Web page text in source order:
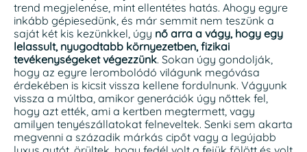
trend megjelenése, mint ellentétes hatás. Ahogy egyre
inkább gépiesedünk, és már semmit nem teszünk a
saját két kis kezünkkel, úgy nő arra a vágy, hogy egy
lelassult, nyugodtabb környezetben, fizikai
tevékenységeket végezzünk. Sokan úgy gondolják,
hogy az egyre lerombolódó világunk megóvása
érdekében is kicsit vissza kellene fordulnunk. Vágyunk
vissza a múltba, amikor generációk úgy nőttek fel,
hogy azt ették, ami a kertben megtermett, vagy
amilyen tenyészállatokat felneveltek. Senki sem akarta
megvenni a századik márkás cipőt vagy a legújabb